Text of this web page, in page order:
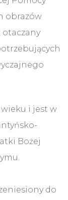
obrazów
otaczany
i jest w
Bożej
do